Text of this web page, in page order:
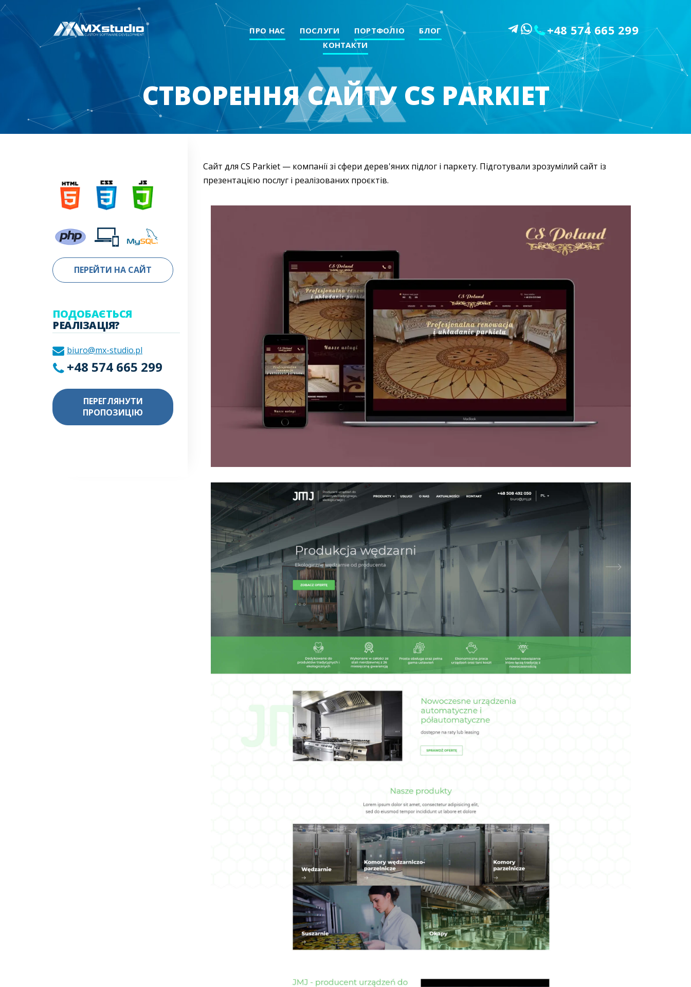
ПРО НАС ПОСЛУГИ ПОРТФОЛІО
БЛОГ
КОНТАКТИ
+48 574 665 299
СТВОРЕННЯ САЙТУ CS PARKIET
Сайт для CS Parkiet — компанії зі сфери дерев'яних підлог і паркету. Підготували зрозумілий сайт із
презентацією послуг і реалізованих проєктів.
ПЕРЕЙТИ НА САЙТ
ПОДОБАЄТЬСЯ
РЕАЛІЗАЦІЯ?
biuro@mx-studio.pl
+48 574 665 299
ПЕРЕГЛЯНУТИ
ПРОПОЗИЦІЮ